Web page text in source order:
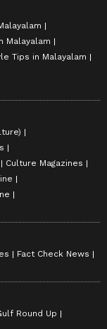
Malayalam
Tips in Malayalam
Culture Magazines
Fact Check News
Round Up